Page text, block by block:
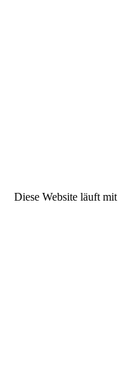
Diese Website läuft mit